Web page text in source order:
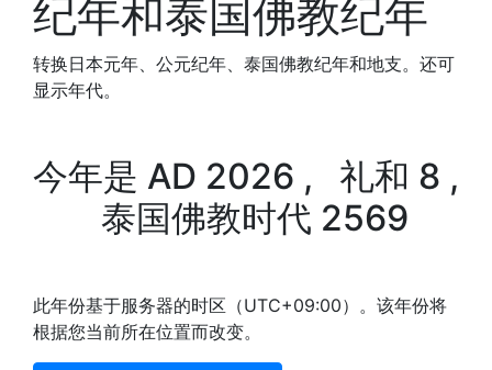
纪年和泰国佛教纪年
转换日本元年、公元纪年、泰国佛教纪年和地支。还可
显示年代。
今年是 AD 2026 , 礼和 8 ,
泰国佛教时代 2569
此年份基于服务器的时区（UTC+09:00）。该年份将
根据您当前所在位置而改变。